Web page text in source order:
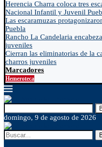
Herencia Charra coloca tres
Nacional Infantil y Juvenil
Las escaramuzas
Puebla
Rancho La Candelaria
juveniles
Cierran las eliminatorias de la
charros juveniles
Marcadores
Hemeroteca
domingo, 9 de agosto de 2026